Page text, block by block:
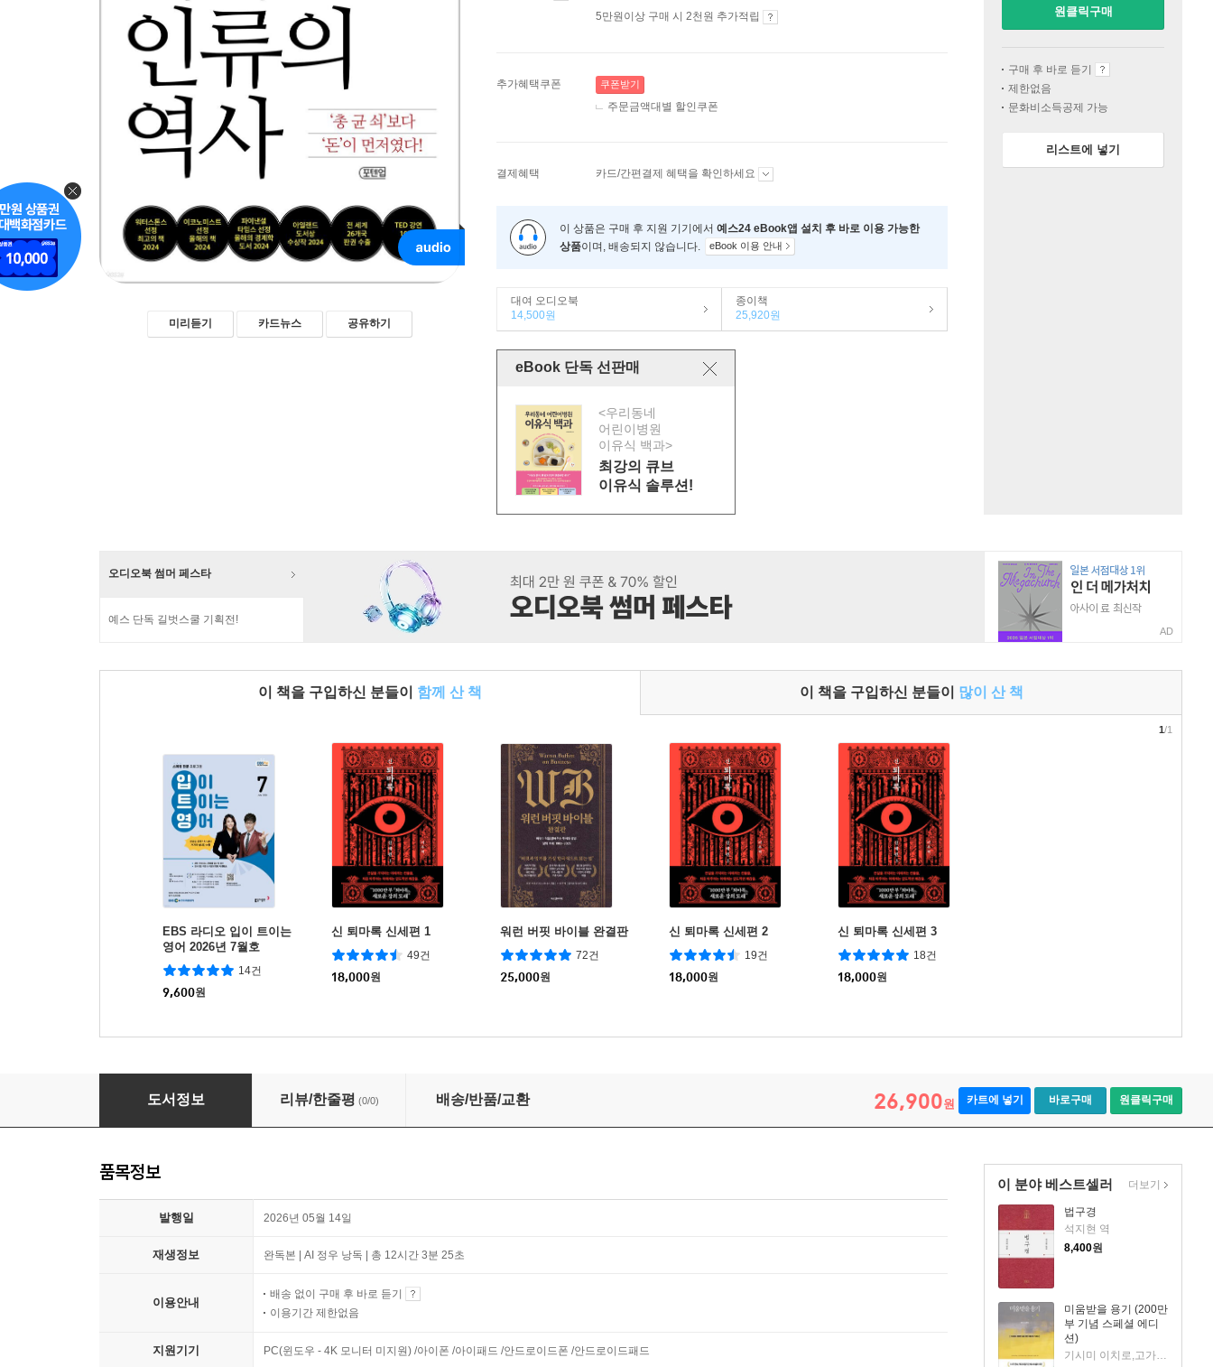
미리듣기 카드뉴스 공유하기
5만원이상 구매 시 2천원 추가적립
추가혜택쿠폰 쿠폰받기
주문금액대별 할인쿠폰
결제혜택 카드/간편결제 혜택을 확인하세요
이 상품은 구매 후 지원 기기에서 예스24 eBook앱 설치 후 바로 이용 가능한
상품이며, 배송되지 않습니다. eBook 이용 안내
대여 오디오북
14,500원
종이책
25,920원
eBook 단독 선판매
<우리동네
어린이병원
이유식 백과>
최강의 큐브
이유식 솔루션!
원클릭구매
구매 후 바로 듣기
제한없음
문화비소득공제 가능
리스트에 넣기
오디오북 썸머 페스타
예스 단독 길벗스쿨 기획전!
AD
이 책을 구입하신 분들이 함께 산 책 이 책을 구입하신 분들이 많이 산 책
EBS 라디오 입이 트이는
영어 2026년 7월호
14건
9,600원
신 퇴마록 신세편 1
49건
18,000원
워런 버핏 바이블 완결판
72건
25,000원
신 퇴마록 신세편 2
19건
18,000원
신 퇴마록 신세편 3
18건
18,000원
1/1
머니: 인류의 역사
도서정보 리뷰/한줄평 (0/0) 배송/반품/교환 26,900원 카트에 넣기 바로구매 원클릭구매
이 분야 베스트셀러
법구경
석지현 역
8,400원
미움받을 용기 (200만
부 기념 스페셜 에디
션)
기시미 이치로,고가 후미타케 저/전경아 역/김정운 감수
더보기
품목정보
발행일 2026년 05월 14일
재생정보 완독본 | AI 정우 낭독 | 총 12시간 3분 25초
이용안내
배송 없이 구매 후 바로 듣기
이용기간 제한없음
지원기기 PC(윈도우 - 4K 모니터 미지원) /아이폰 /아이패드 /안드로이드폰 /안드로이드패드